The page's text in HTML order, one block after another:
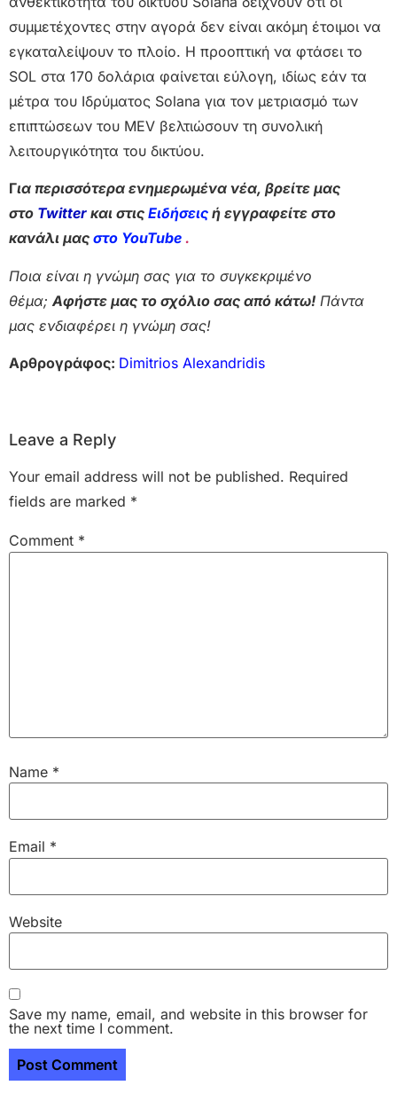
συμμετέχοντες στην αγορά δεν είναι ακόμη έτοιμοι να
εγκαταλείψουν το πλοίο. Η προοπτική να φτάσει το
SOL στα 170 δολάρια φαίνεται εύλογη, ιδίως εάν τα
μέτρα του Ιδρύματος Solana για τον μετριασμό των
επιπτώσεων του MEV βελτιώσουν τη συνολική
λειτουργικότητα του δικτύου.
Για περισσότερα ενημερωμένα νέα, βρείτε μας
στο Twitter και στις Ειδήσεις ή εγγραφείτε στο
κανάλι μας στο YouTube .
Ποια είναι η γνώμη σας για το συγκεκριμένο
θέμα; Αφήστε μας το σχόλιο σας από κάτω! Πάντα
μας ενδιαφέρει η γνώμη σας!
Αρθρογράφος: Dimitrios Alexandridis
Leave a Reply
Your email address will not be published. Required
fields are marked *
Comment *
Name *
Email *
Website
Save my name, email, and website in this browser for
the next time I comment.